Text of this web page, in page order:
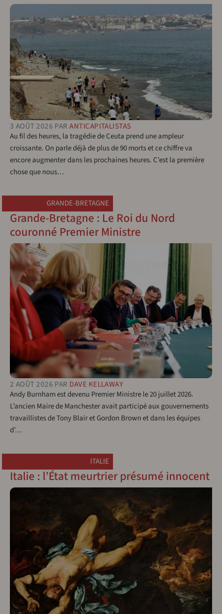
3 AOÛT 2026 PARANTICAPITALISTAS
Au fil des heures, la tragédie de Ceuta prend une ampleur
croissante. On parle déjà de plus de 90 morts et ce chiffre va
encore augmenter dans les prochaines heures. C’est la première
chose que nous…
GRANDE-BRETAGNE
Grande-Bretagne : Le Roi du Nord
couronné Premier Ministre
2 AOÛT 2026 PAR DAVE KELLAWAY
Andy Burnham est devenu Premier Ministre le 20 juillet 2026.
L’ancien Maire de Manchester avait participé aux gouvernements
travaillistes de Tony Blair et Gordon Brown et dans les équipes
d’…
ITALIE
Italie : l’État meurtrier présumé innocent